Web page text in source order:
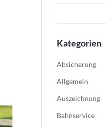
Kategorien
Absicherung
Allgemein
Auszeichnung
Bahnservice